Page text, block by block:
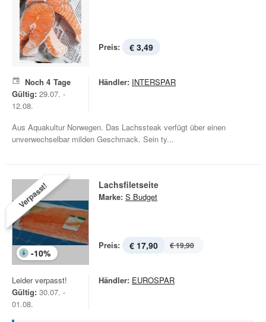
Preis: € 3,49
Noch 4 Tage
Gültig: 29.07. -
12.08.
Händler: INTERSPAR
Aus Aquakultur Norwegen. Das Lachssteak verfügt über einen
unverwechselbar milden Geschmack. Sein ty...
Verpasst!
-10%
Lachsfiletseite
Marke: S Budget
Preis: € 17,90 € 19,90
Leider verpasst!
Gültig: 30.07. -
01.08.
Händler: EUROSPAR